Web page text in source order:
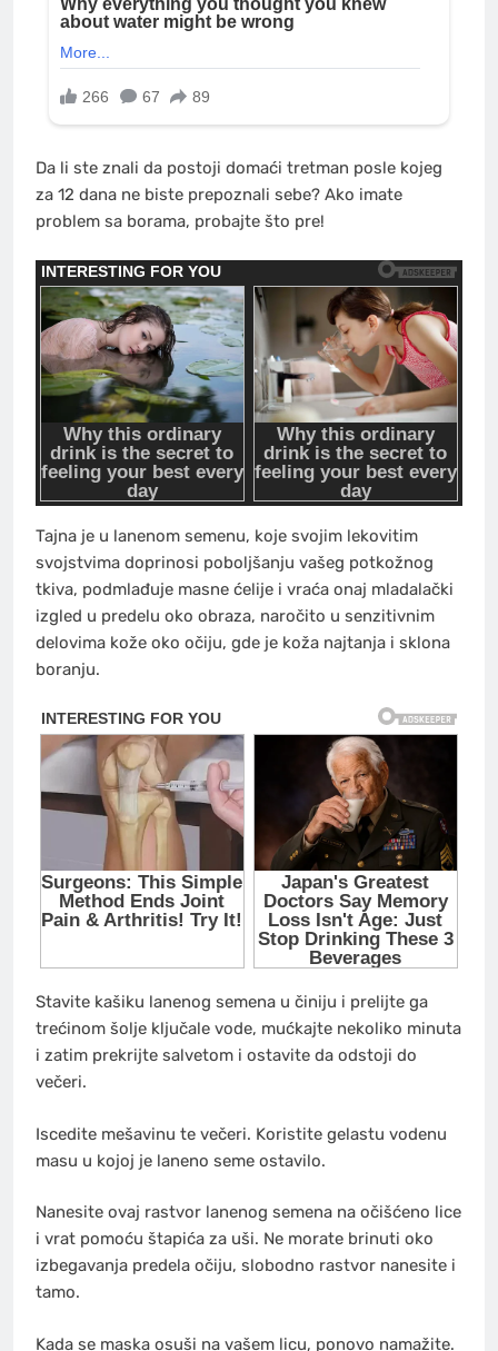
Da li ste znali da postoji domaći tretman posle kojeg
za 12 dana ne biste prepoznali sebe? Ako imate
problem sa borama, probajte što pre!
Tajna je u lanenom semenu, koje svojim lekovitim
svojstvima doprinosi poboljšanju vašeg potkožnog
tkiva, podmlađuje masne ćelije i vraća onaj mladalački
izgled u predelu oko obraza, naročito u senzitivnim
delovima kože oko očiju, gde je koža najtanja i sklona
boranju.
Stavite kašiku lanenog semena u činiju i prelijte ga
trećinom šolje ključale vode, mućkajte nekoliko minuta
i zatim prekrijte salvetom i ostavite da odstoji do
večeri.
Iscedite mešavinu te večeri. Koristite gelastu vodenu
masu u kojoj je laneno seme ostavilo.
Nanesite ovaj rastvor lanenog semena na očišćeno lice
i vrat pomoću štapića za uši. Ne morate brinuti oko
izbegavanja predela očiju, slobodno rastvor nanesite i
tamo.
Kada se maska osuši na vašem licu, ponovo namažite.